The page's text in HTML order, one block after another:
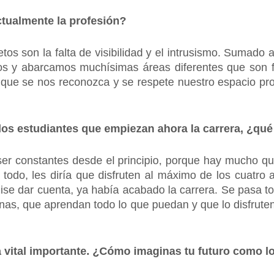
la profesión?
son la falta de visibilidad y el intrusismo. Sumado
y abarcamos muchísimas áreas diferentes que
se nos reconozca y se respete nuestro espacio
estudiantes que empiezan ahora la carrera,
constantes desde el principio, porque hay mucho
les diría que disfruten al máximo de los cuatro
dar cuenta, ya había acabado la carrera. Se pasa
que aprendan todo lo que puedan y que lo
vital importante. ¿Cómo imaginas tu futuro como